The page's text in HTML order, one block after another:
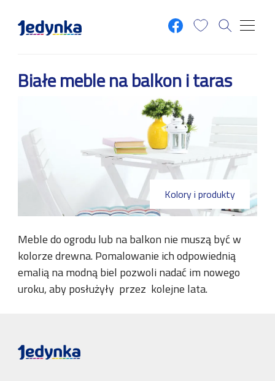
Białe meble na balkon i taras
Kolory i produkty
Meble do ogrodu lub na balkon nie muszą być w
kolorze drewna. Pomalowanie ich odpowiednią
emalią na modną biel pozwoli nadać im nowego
uroku, aby posłużyły przez kolejne lata.